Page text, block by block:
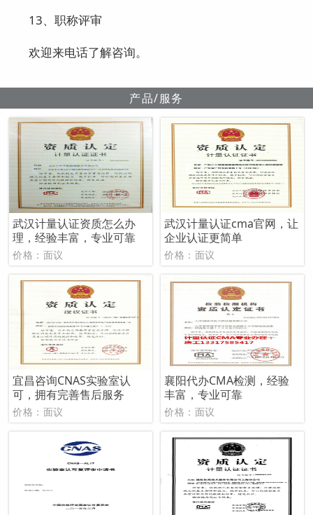
13、职称评审
欢迎来电话了解咨询。
产品/服务
武汉计量认证资质怎么办
理，经验丰富，专业可靠
价格：面议
武汉计量认证cma官网，让
企业认证更简单
价格：面议
宜昌咨询CNAS实验室认
可，拥有完善售后服务
价格：面议
襄阳代办CMA检测，经验
丰富，专业可靠
价格：面议